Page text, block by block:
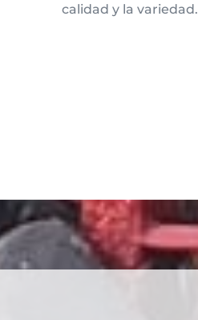
calidad y la variedad.